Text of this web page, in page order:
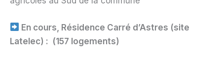
En cours, Résidence Carré d’Astres (site
Latelec) : (157 logements)